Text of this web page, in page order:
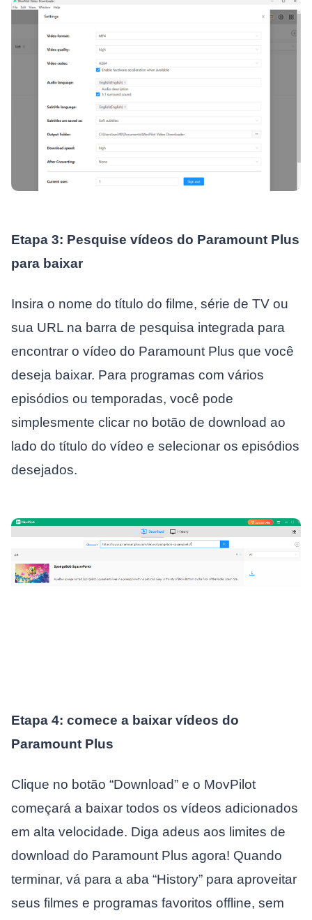
Etapa 3: Pesquise vídeos do Paramount Plus
para baixar
Insira o nome do título do filme, série de TV ou
sua URL na barra de pesquisa integrada para
encontrar o vídeo do Paramount Plus que você
deseja baixar. Para programas com vários
episódios ou temporadas, você pode
simplesmente clicar no botão de download ao
lado do título do vídeo e selecionar os episódios
desejados.
Etapa 4: comece a baixar vídeos do
Paramount Plus
Clique no botão “Download” e o MovPilot
começará a baixar todos os vídeos adicionados
em alta velocidade. Diga adeus aos limites de
download do Paramount Plus agora! Quando
terminar, vá para a aba “History” para aproveitar
seus filmes e programas favoritos offline, sem